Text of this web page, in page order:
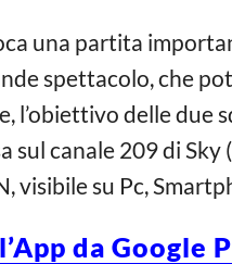
una partita
spettacolo, che
l’obiettivo delle
sul canale 209 di
su Pc,
da